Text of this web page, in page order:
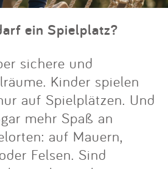
ein Spielplatz?
sichere und
Kinder spielen
auf Spielplätzen. Und
mehr Spaß an
auf Mauern,
Felsen. Sind